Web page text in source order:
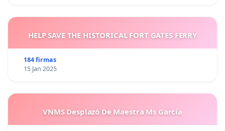
HELP SAVE THE HISTORICAL FORT GATES FERRY
184 firmas
15 Jan 2025
VNMS Desplazó De Maestra Ms García